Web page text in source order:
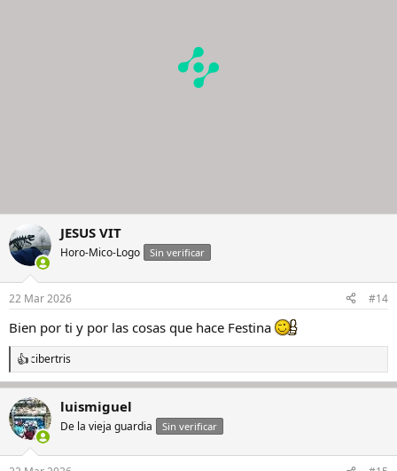
JESUS VIT
Horo-Mico-Logo Sin verificar
22 Mar 2026 #14
Bien por ti y por las cosas que hace Festina
R
e
a
c
c
i
cibertris
luismiguel
De la vieja guardia Sin verificar